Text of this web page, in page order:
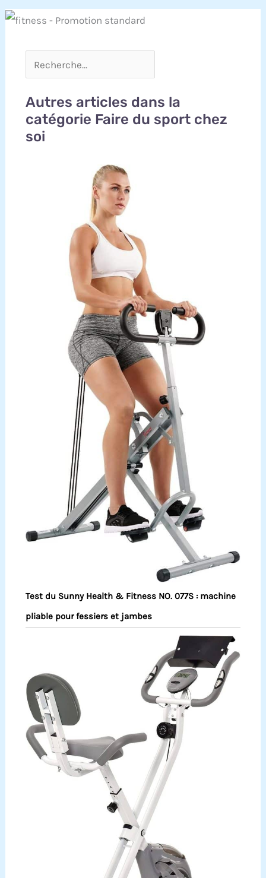
Autres articles dans la
catégorie Faire du sport chez
soi
Test du Sunny Health & Fitness NO. 077S : machine
pliable pour fessiers et jambes